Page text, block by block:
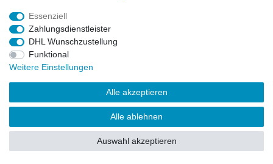
Kinder Jungen Sandalen Idana
inkl. ges. MwSt.zzgl.
Essenziell
Zahlungsdienstleister
DHL Wunschzustellung
Funktional
Weitere Einstellungen
Alle akzeptieren
Alle ablehnen
Auswahl akzeptieren